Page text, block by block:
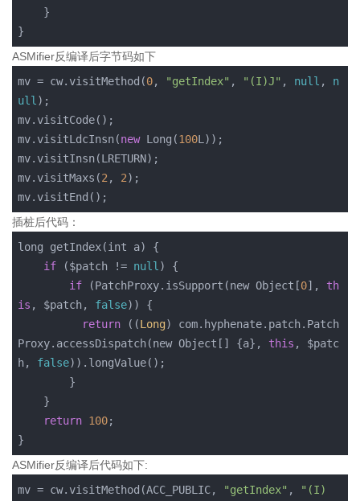
}
ASMifier反编译后字节码如下
mv = cw.visitMethod(0, "getIndex" , "(I)J" , null , n
ull );
mv.visitCode();
mv.visitLdcInsn(new Long(100L));
mv.visitInsn(LRETURN);
mv.visitMaxs(2 , 2);
mv.visitEnd();
插桩后代码：
long getIndex(int a) {
if ($patch != null ) {
if (PatchProxy.isSupport(new Object [0], th
is , $patch, false)) {
return ((Long) com.hyphenate.patch.Patch
Proxy.accessDispatch(new Object [ ] {a}, this , $patc
h, false)).longValue();
return 100;
}
ASMifier反编译后代码如下:
mv = cw.visitMethod(ACC_PUBLIC,
"getIndex" ,
"(I)